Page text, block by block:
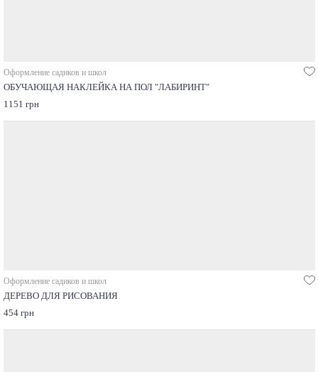
Оформление садиков и школ
ОБУЧАЮЩАЯ НАКЛЕЙКА НА ПОЛ "ЛАБИРИНТ"
1151 грн
Оформление садиков и школ
ДЕРЕВО ДЛЯ РИСОВАНИЯ
454 грн